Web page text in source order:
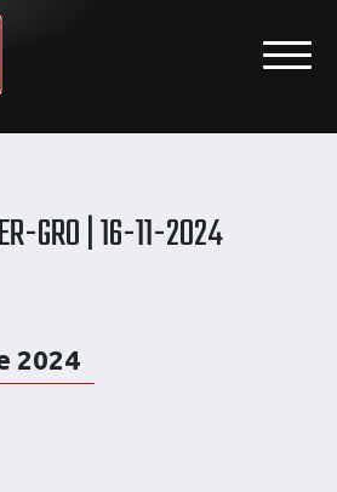
GRO | 16-11-2024
2024